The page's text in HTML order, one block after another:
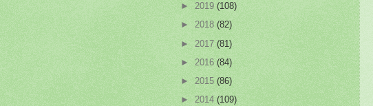
► 2019 (108)
► 2018 (82)
► 2017 (81)
► 2016 (84)
► 2015 (86)
► 2014 (109)